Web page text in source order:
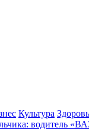
Культура
водитель